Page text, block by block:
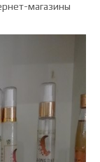
магазины